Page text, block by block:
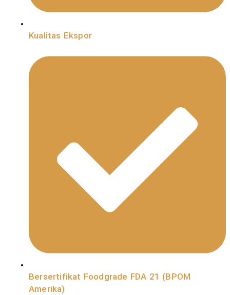
Kualitas Ekspor
Bersertifikat Foodgrade FDA 21 (BPOM
Amerika)